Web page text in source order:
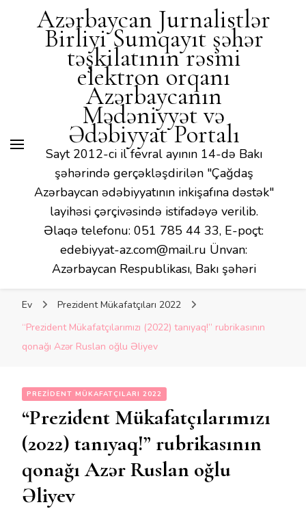
Mədəniyyət və Ədəbiyyat
Portalı
Azərbaycan Jurnalistlər
Birliyi Sumqayıt şəhər
təşkilatının rəsmi
elektron orqanı
Azərbaycanın
Mədəniyyət və
Ədəbiyyat Portalı
Sayt 2012-ci il fevral ayının 14-də Bakı
şəhərində gerçəkləşdirilən "Çağdaş
Azərbaycan ədəbiyyatının inkişafına dəstək"
layihəsi çərçivəsində istifadəyə verilib.
Əlaqə telefonu: 051 785 44 33, E-poçt:
edebiyyat-az.com@mail.ru Ünvan:
Azərbaycan Respublikası, Bakı şəhəri
Ev
Prezident Mükafatçıları 2022
“Prezident Mükafatçılarımızı (2022) tanıyaq!” rubrikasının
qonağı Azər Ruslan oğlu Əliyev
PREZIDENT MÜKAFATÇILARI 2022
“Prezident Mükafatçılarımızı
(2022) tanıyaq!” rubrikasının
qonağı Azər Ruslan oğlu
Əliyev